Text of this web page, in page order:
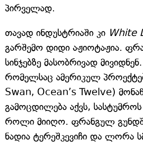
პირველად.
თავად ინდუსტრიაში კი White
გარშემო დიდი აჟიოტაჟია.
სინჯებზე მასობრივად
რომელსაც ამერიკულ
Swan, Ocean’s Twelve)
გამოცდილება აქვს, სასტუმროს
როლი მიიღო. ფრანგულ
ნადია ტერეშკევიჩი და ლორა